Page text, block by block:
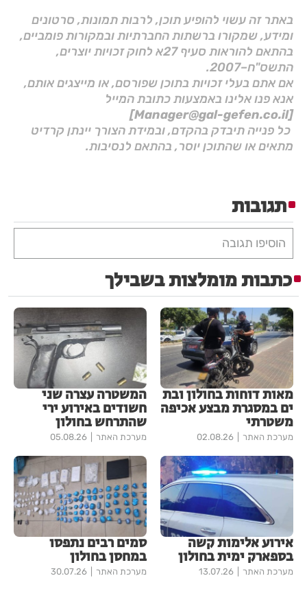
באתר זה עשוי להופיע תוכן, לרבות תמונות, סרטונים
ומידע, שמקורו ברשתות החברתיות ובמקורות פומביים,
בהתאם להוראות סעיף 27א לחוק זכויות יוצרים,
התשס"ח–2007.
אם אתם בעלי זכויות בתוכן שפורסם, או מייצגים אותם,
אנא פנו אלינו באמצעות כתובת המייל
[Manager@gal-gefen.co.il]
כל פנייה תיבדק בהקדם, ובמידת הצורך יינתן קרדיט
מתאים או שהתוכן יוסר, בהתאם לנסיבות.
תגובות
הוסיפו תגובה
כתבות מומלצות בשבילך
מאות דוחות בחולון ובת
ים במסגרת מבצע אכיפה
משטרתי
מערכת האתר 02.08.26
המשטרה עצרה שני
חשודים באירוע ירי
שהתרחש בחולון
מערכת האתר 05.08.26
אירוע אלימות קשה
בספארק ימית בחולון
מערכת האתר 13.07.26
סמים רבים נתפסו
במחסן בחולון
מערכת האתר 30.07.26